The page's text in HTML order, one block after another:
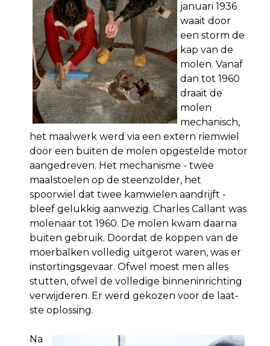
januari 1936
waait door
een storm de
kap van de
molen. Vanaf
dan tot 1960
draait de
molen
mechanisch,
het maalwerk werd via een extern riemwiel
door een buiten de molen opgestelde motor
aangedreven. Het mechanisme - twee
maalstoelen op de steenzolder, het
spoorwiel dat twee kamwielen aandrijft -
bleef gelukkig aanwezig. Charles Callant was
molenaar tot 1960. De molen kwam daarna
buiten gebruik. Doordat de koppen van de
moerbalken volledig uitgerot waren, was er
instortingsgevaar. Ofwel moest men alles
stutten, ofwel de volledige binneninrichting
verwijderen. Er werd gekozen voor de laat­
ste oplossing.
Na